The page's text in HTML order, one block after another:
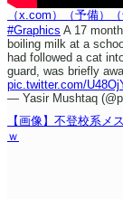
（x.com） （予備）
#Graphics A 17
boiling milk at a
had followed a cat
guard, was briefly
pic.twitter.com/
— Yasir Mushtaq
【画像】不登校系メ
ｗ